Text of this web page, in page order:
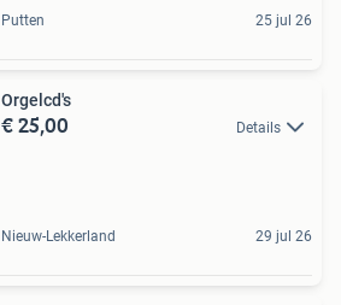
Putten 25 jul 26
Orgelcd's
€ 25,00 Details
Nieuw-Lekkerland 29 jul 26